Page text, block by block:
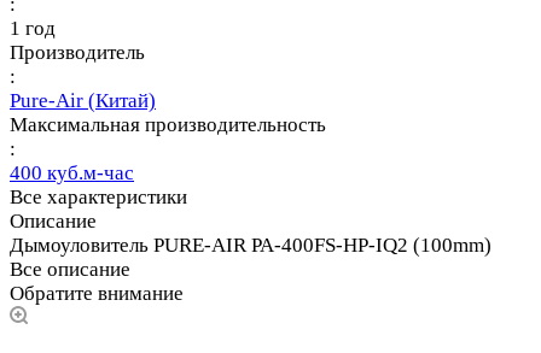
1 год
Производитель
:
Pure-Air (Китай)
Максимальная производительность
:
400 куб.м-час
Все характеристики
Описание
Дымоуловитель PURE-AIR PA-400FS-HP-IQ2 (100mm)
Все описание
Обратите внимание